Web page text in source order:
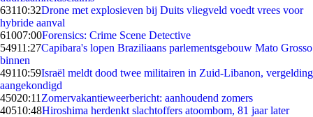
63110:32Drone met explosieven bij Duits vliegveld voedt vrees voor
hybride aanval
61007:00Forensics: Crime Scene Detective
54911:27Capibara's lopen Braziliaans parlementsgebouw Mato Grosso
binnen
49110:59Israël meldt dood twee militairen in Zuid-Libanon, vergelding
aangekondigd
45020:11 Zomervakantieweerbericht: aanhoudend zomers
40510:48Hiroshima herdenkt slachtoffers atoombom, 81 jaar later